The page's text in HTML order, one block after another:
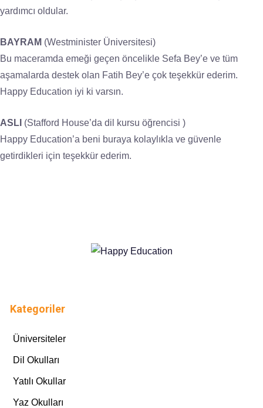
yardımcı oldular.
BAYRAM (Westminister Üniversitesi)
Bu maceramda emeği geçen öncelikle Sefa Bey’e ve tüm
aşamalarda destek olan Fatih Bey’e çok teşekkür ederim.
Happy Education iyi ki varsın.
ASLI (Stafford House’da dil kursu öğrencisi )
Happy Education’a beni buraya kolaylıkla ve güvenle
getirdikleri için teşekkür ederim.
Kategoriler
Üniversiteler
Dil Okulları
Yatılı Okullar
Yaz Okulları